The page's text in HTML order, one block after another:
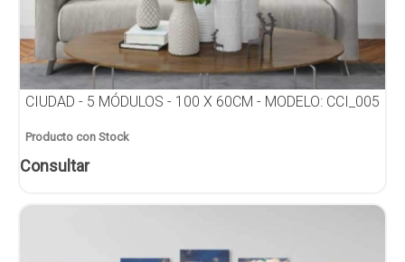
CIUDAD - 5 MÓDULOS - 100 X 60CM - MODELO: CCI_005
Producto con Stock
Consultar